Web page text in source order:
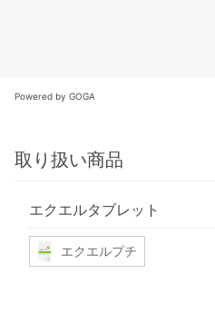
Powered by GOGA
取り扱い商品
エクエルタブレット
エクエルプチ